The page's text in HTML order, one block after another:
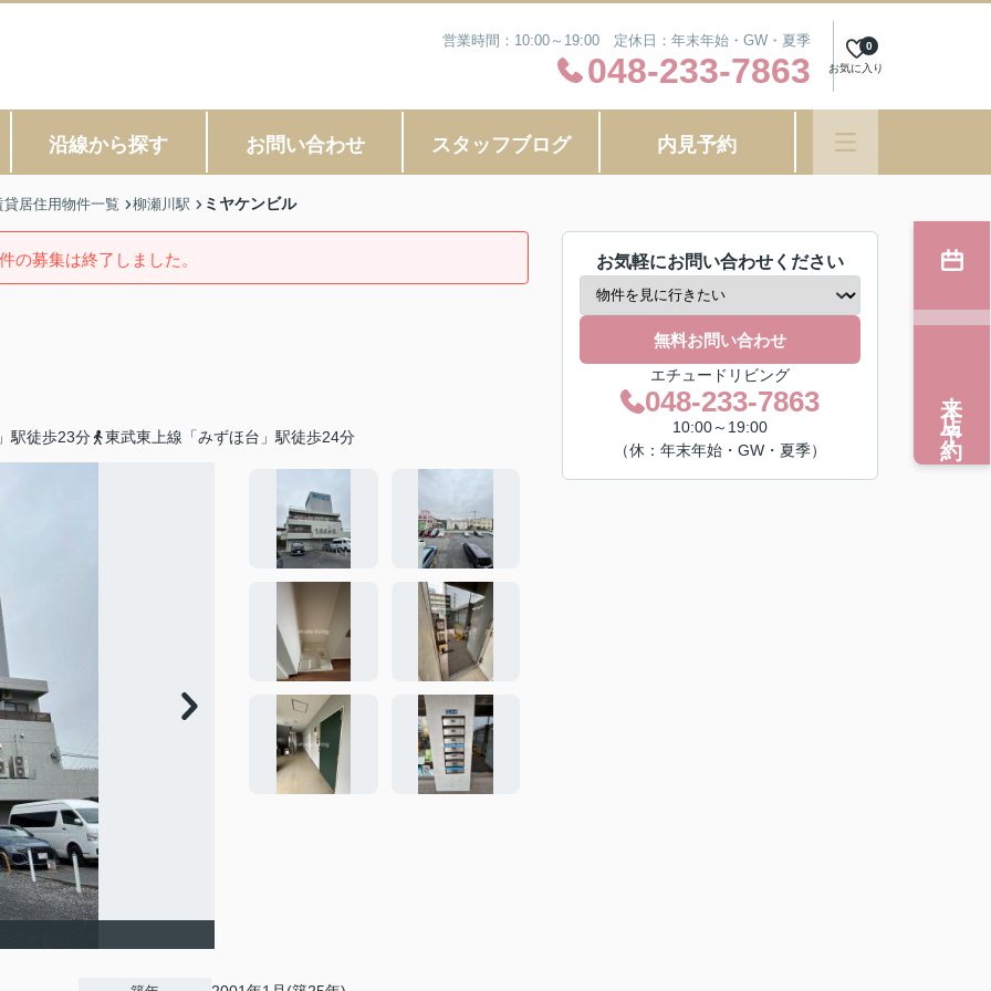
営業時間：10:00～19:00 定休日：年末年始・GW・夏季
048-233-7863 お気に入り
0
沿線から探す お問い合わせ スタッフブログ 内見予約
居住用物件一覧 柳瀬川駅 ミヤケンビル
の募集は終了しました。
駅徒歩23分 東武東上線「みずほ台」駅徒歩24分
お気軽にお問い合わせください
無料お問い合わせ
エチュードリビング
048-233-7863
10:00～19:00
（休：年末年始・GW・夏季）
来店予約